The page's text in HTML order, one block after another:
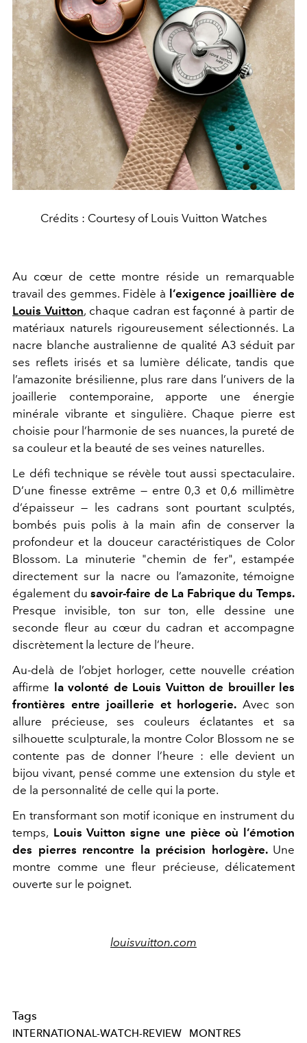
Crédits : Courtesy of Louis Vuitton Watches
Au cœur de cette montre réside un remarquable
travail des gemmes. Fidèle à l’exigence joaillière de
Louis Vuitton, chaque cadran est façonné à partir de
matériaux naturels rigoureusement sélectionnés. La
nacre blanche australienne de qualité A3 séduit par
ses reflets irisés et sa lumière délicate, tandis que
l’amazonite brésilienne, plus rare dans l’univers de la
joaillerie contemporaine, apporte une énergie
minérale vibrante et singulière. Chaque pierre est
choisie pour l’harmonie de ses nuances, la pureté de
sa couleur et la beauté de ses veines naturelles.
Le défi technique se révèle tout aussi spectaculaire.
D’une finesse extrême — entre 0,3 et 0,6 millimètre
d’épaisseur — les cadrans sont pourtant sculptés,
bombés puis polis à la main afin de conserver la
profondeur et la douceur caractéristiques de Color
Blossom. La minuterie "chemin de fer", estampée
directement sur la nacre ou l’amazonite, témoigne
également du savoir-faire de La Fabrique du Temps.
Presque invisible, ton sur ton, elle dessine une
seconde fleur au cœur du cadran et accompagne
discrètement la lecture de l’heure.
Au-delà de l’objet horloger, cette nouvelle création
affirme la volonté de Louis Vuitton de brouiller les
frontières entre joaillerie et horlogerie. Avec son
allure précieuse, ses couleurs éclatantes et sa
silhouette sculpturale, la montre Color Blossom ne se
contente pas de donner l’heure : elle devient un
bijou vivant, pensé comme une extension du style et
de la personnalité de celle qui la porte.
En transformant son motif iconique en instrument du
temps, Louis Vuitton signe une pièce où l’émotion
des pierres rencontre la précision horlogère. Une
montre comme une fleur précieuse, délicatement
ouverte sur le poignet.
louisvuitton.com
Tags
INTERNATIONAL-WATCH-REVIEW
MONTRES